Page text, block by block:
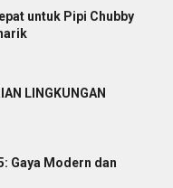
untuk Pipi Chubby
LINGKUNGAN
Gaya Modern dan